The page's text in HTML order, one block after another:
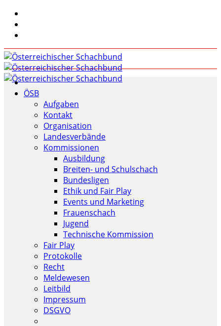
ÖSB
Aufgaben
Kontakt
Organisation
Landesverbände
Kommissionen
Ausbildung
Breiten- und Schulschach
Bundesligen
Ethik und Fair Play
Events und Marketing
Frauenschach
Jugend
Technische Kommission
Fair Play
Protokolle
Recht
Meldewesen
Leitbild
Impressum
DSGVO